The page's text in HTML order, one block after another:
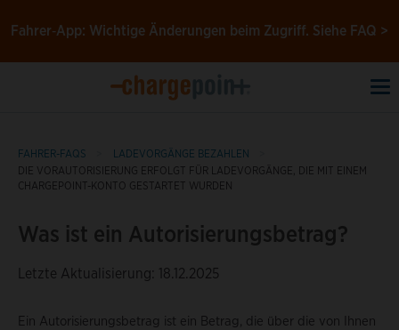
Fahrer‑App: Wichtige Änderungen beim Zugriff. Siehe FAQ >
FAHRER-FAQS
LADEVORGÄNGE BEZAHLEN
DIE VORAUTORISIERUNG ERFOLGT FÜR LADEVORGÄNGE, DIE MIT EINEM
CHARGEPOINT-KONTO GESTARTET WURDEN
Was ist ein Autorisierungsbetrag?
Letzte Aktualisierung: 18.12.2025
Ein Autorisierungsbetrag ist ein Betrag, die über die von Ihnen